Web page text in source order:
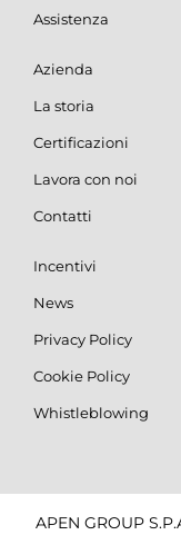
Assistenza
Azienda
La storia
Certificazioni
Lavora con noi
Contatti
Incentivi
News
Privacy Policy
Cookie Policy
Whistleblowing
APEN GROUP